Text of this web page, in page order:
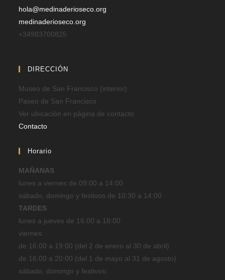
hola@medinaderioseco.org
medinaderioseco.org
+34983700825
DIRECCIÓN
Museo de San Francisco (interior)
Paseo de San Francisco
Ver ubicación en página de contacto
Contacto
Horario
MAÑANAS
lunes a viernes de 09:00 a 14:00
sábado, domingo y festivos de 10:30 a 14:00
TARDES
lunes a jueves de 16:00 a 18:00
viernes:
de 16:00 a 19:00 (del 2 de enero al 30 de abril)
de 16:00 a 20:00 (del 1 de mayo al 31 de agosto)
sábado, domingo y festivos: